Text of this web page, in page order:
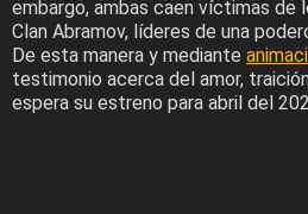
embargo, ambas caen víctimas de
Clan Abramov, líderes de una
De esta manera y mediante
testimonio acerca del amor,
espera su estreno para abril del